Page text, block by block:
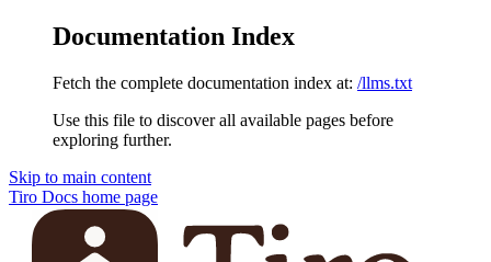
Documentation Index
Fetch the complete documentation index at: /llms.txt
Use this file to discover all available pages before
exploring further.
Skip to main content
Tiro Docs home page